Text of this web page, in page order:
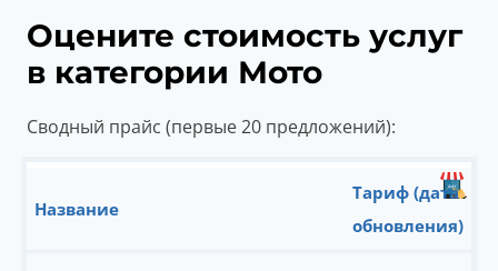
Оцените стоимость услуг
в категории Мото
Сводный прайс (первые 20 предложений):
Название
Тариф (дата
обновления)